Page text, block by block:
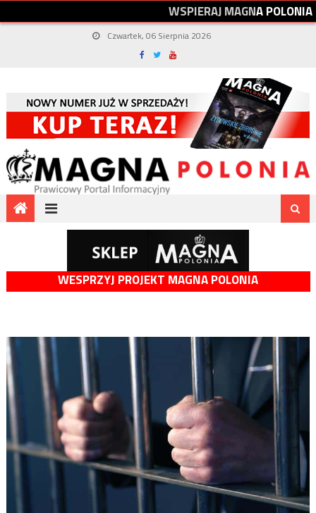
WSPIERAJMAGNAPOLONIA
Czwartek, 06 Sierpnia 2026
WESPRZYJ PROJEKT MAGNA POLONIA